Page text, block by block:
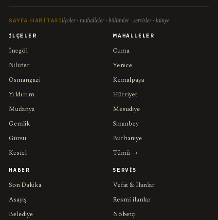
SAYFA HARITASI ilçeler · mahalleler · bölümler · servisler · künye
İLÇELER
İnegöl
Nilüfer
Osmangazi
Yıldırım
Mudanya
Gemlik
Gürsu
Kestel
MAHALLELER
Cuma
Yenice
Kemalpaşa
Hürriyet
Mesudiye
Sinanbey
Burhaniye
Tümü →
HABER
Son Dakika
Asayiş
Belediye
SERVIS
Vefat & İlanlar
Resmî ilanlar
Nöbetçi